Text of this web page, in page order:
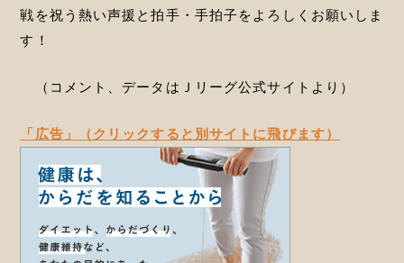
戦を祝う熱い声援と拍手・手拍子をよろしくお願いしま
す！
（コメント、データはＪリーグ公式サイトより）
「広告」（クリックすると別サイトに飛びます）